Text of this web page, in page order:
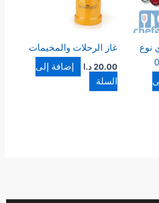
نوع
غاز الرحلات والمخيمات
20.00د.ا
إضافة إلى
السلة